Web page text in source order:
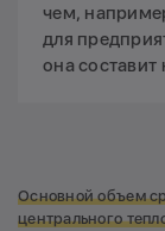
чем,
для
она составит
Основной объем
центрального